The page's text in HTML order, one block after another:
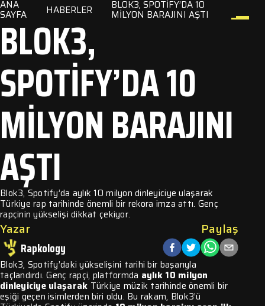
ANA
SAYFA HABERLER BLOK3, SPOTIFY’DA 10
MILYON BARAJINI AŞTI
BLOK3,
SPOTIFY’DA 10
MILYON BARAJINI
AŞTI
Blok3, Spotify’da aylık 10 milyon dinleyiciye ulaşarak
Türkiye rap tarihinde önemli bir rekora imza attı. Genç
rapçinin yükselişi dikkat çekiyor.
Yazar
Rapkology
Paylaş
Blok3, Spotify’daki yükselişini tarihi bir başarıyla
taçlandırdı. Genç rapçi, platformda aylık 10 milyon
dinleyiciye ulaşarak Türkiye müzik tarihinde önemli bir
eşiği geçen isimlerden biri oldu. Bu rakam, Blok3’ü